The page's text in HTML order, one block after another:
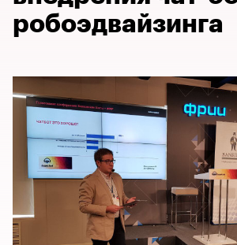
робоэдвайзинга